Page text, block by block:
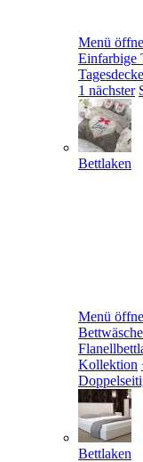
Menü
Einfarbige
1 nächster
Bettlaken
Menü
Kollektion
Bettlaken